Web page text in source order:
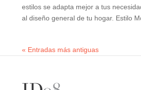
estilos se adapta mejor a tus
al diseño general de tu hogar. Estilo
« Entradas más antiguas